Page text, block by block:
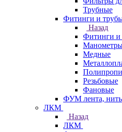
Трубные
Фитинги и
Назад
Фитинги и
Медные
Резьбовые
Фановые
ФУМ лента, нить
ЛКМ
Назад
ЛКМ